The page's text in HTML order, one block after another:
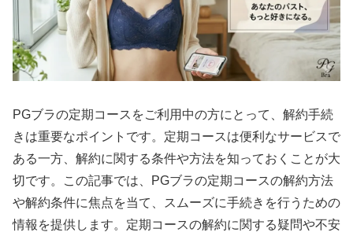
PGブラの定期コースをご利用中の方にとって、解約手続
きは重要なポイントです。定期コースは便利なサービスで
ある一方、解約に関する条件や方法を知っておくことが大
切です。この記事では、PGブラの定期コースの解約方法
や解約条件に焦点を当て、スムーズに手続きを行うための
情報を提供します。定期コースの解約に関する疑問や不安